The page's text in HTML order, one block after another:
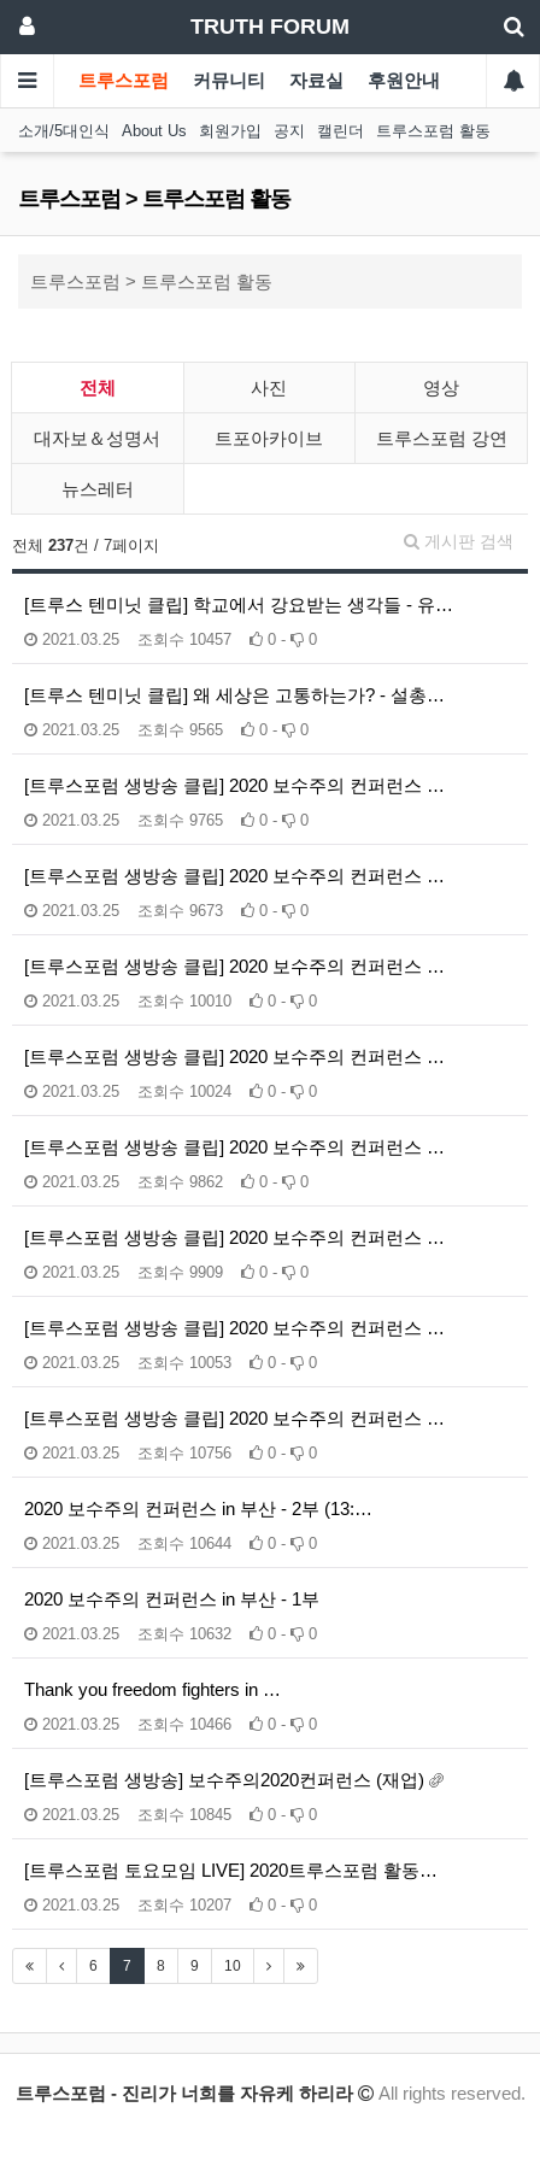
TRUTH FORUM
트루스포럼 커뮤니티 자료실 후원안내
소개/5대인식 About Us 회원가입 공지 캘린더 트루스포럼 활동
트루스포럼 > 트루스포럼 활동
트루스포럼 > 트루스포럼 활동
전체 사진 영상
대자보＆성명서 트포아카이브 트루스포럼 강연
뉴스레터
게시판 검색
전체 237건 / 7페이지
[트루스 텐미닛 클립] 학교에서 강요받는 생각들 - 유…
2021.03.25 조회수 10457 0 - 0
[트루스 텐미닛 클립] 왜 세상은 고통하는가? - 설총…
2021.03.25 조회수 9565 0 - 0
[트루스포럼 생방송 클립] 2020 보수주의 컨퍼런스 …
2021.03.25 조회수 9765 0 - 0
[트루스포럼 생방송 클립] 2020 보수주의 컨퍼런스 …
2021.03.25 조회수 9673 0 - 0
[트루스포럼 생방송 클립] 2020 보수주의 컨퍼런스 …
2021.03.25 조회수 10010 0 - 0
[트루스포럼 생방송 클립] 2020 보수주의 컨퍼런스 …
2021.03.25 조회수 10024 0 - 0
[트루스포럼 생방송 클립] 2020 보수주의 컨퍼런스 …
2021.03.25 조회수 9862 0 - 0
[트루스포럼 생방송 클립] 2020 보수주의 컨퍼런스 …
2021.03.25 조회수 9909 0 - 0
[트루스포럼 생방송 클립] 2020 보수주의 컨퍼런스 …
2021.03.25 조회수 10053 0 - 0
[트루스포럼 생방송 클립] 2020 보수주의 컨퍼런스 …
2021.03.25 조회수 10756 0 - 0
2020 보수주의 컨퍼런스 in 부산 - 2부 (13:…
2021.03.25 조회수 10644 0 - 0
2020 보수주의 컨퍼런스 in 부산 - 1부
2021.03.25 조회수 10632 0 - 0
Thank you freedom fighters in …
2021.03.25 조회수 10466 0 - 0
[트루스포럼 생방송] 보수주의2020컨퍼런스 (재업)
2021.03.25 조회수 10845 0 - 0
[트루스포럼 토요모임 LIVE] 2020트루스포럼 활동…
2021.03.25 조회수 10207 0 - 0
6 7 8 9 10
트루스포럼 - 진리가 너희를 자유케 하리라 All rights reserved.